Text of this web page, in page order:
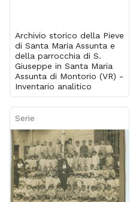
Archivio storico della Pieve
di Santa Maria Assunta e
della parrocchia di S.
Giuseppe in Santa Maria
Assunta di Montorio (VR) -
Inventario analitico
Serie